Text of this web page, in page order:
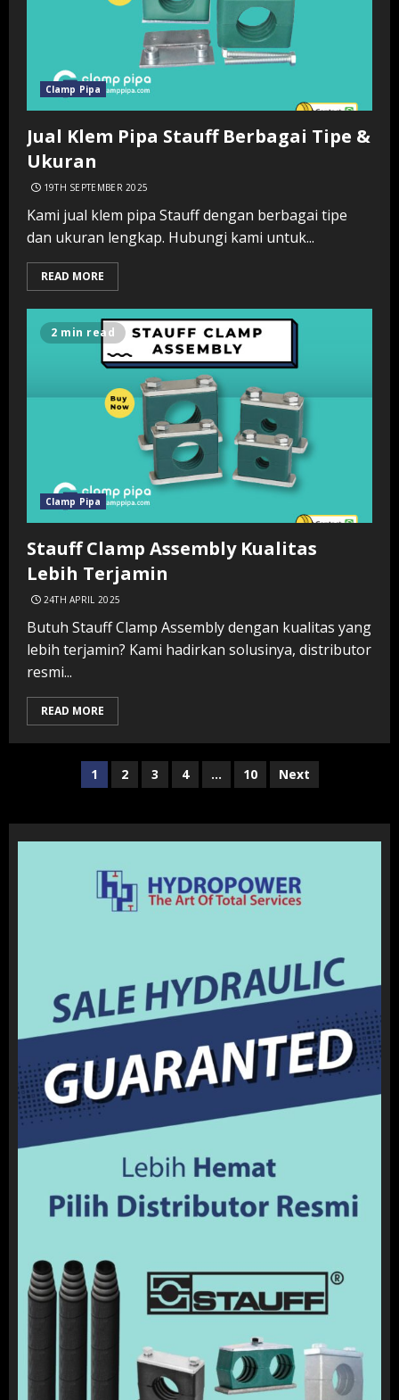
Clamp Pipa
Jual Klem Pipa Stauff Berbagai Tipe &
Ukuran
19TH SEPTEMBER 2025
Kami jual klem pipa Stauff dengan berbagai tipe
dan ukuran lengkap. Hubungi kami untuk...
READ MORE
2 min read
Clamp Pipa
Stauff Clamp Assembly Kualitas
Lebih Terjamin
24TH APRIL 2025
Butuh Stauff Clamp Assembly dengan kualitas yang
lebih terjamin? Kami hadirkan solusinya, distributor
resmi...
READ MORE
1 2 3 4 … 10 Next